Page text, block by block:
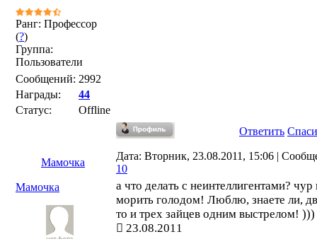
Ранг: Профессор
(?)
Группа:
Пользователи
Сообщений: 2992
Награды:
44
Статус:
Offline
Ответить
Мамочка
Дата: Вторник, 23.08.2011, 15:06 |
10
Мамочка
а что делать с неинтеллигентами?
морить голодом! Люблю, знаете ли,
то и трех зайцев одним выстрелом! )))
23.08.2011